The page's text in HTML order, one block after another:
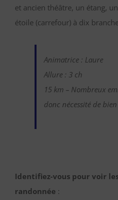
et ancien théâtre, un étang,
étoile (carrefour) à dix
Animatrice : Laure
Allure : 3 ch
15 km – Nombreux
donc nécessité de
Identifiez-vous pour voir
randonnée :